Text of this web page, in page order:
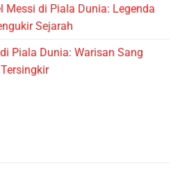
Messi di Piala Dunia: Legenda
Sejarah
Piala Dunia: Warisan Sang